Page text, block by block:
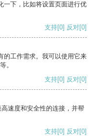
一下，比如将设置页面进行优
支持[0] 反对[0]
的工作需求。我可以使用它来
。
支持[0] 反对[0]
速度和安全性的连接，并帮
支持[0] 反对[0]